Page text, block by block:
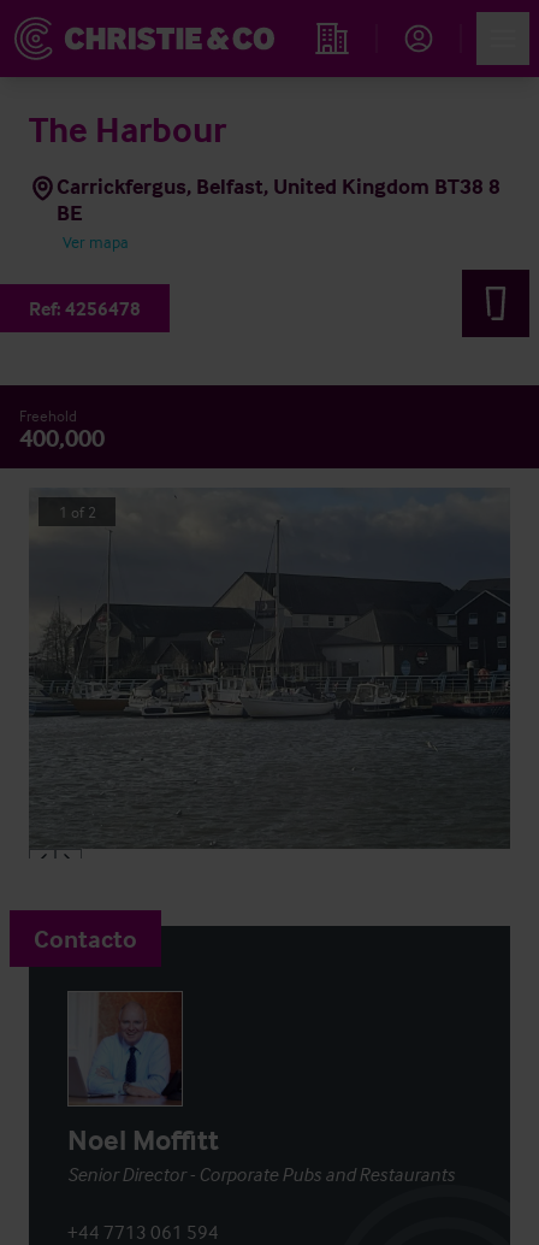
Propiedades
The Harbour
Carrickfergus, Belfast, United Kingdom BT38 8
BE
Ver mapa
Ref: 4256478
Freehold
400,000
1 of 2
Contacto
Noel Moffitt
Senior Director - Corporate Pubs and Restaurants
+44 7713 061 594